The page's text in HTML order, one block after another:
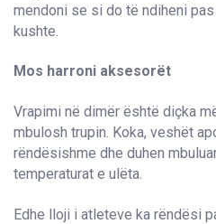
mendoni se si do të ndiheni
kushte.
Mos harroni aksesorët
Vrapimi në dimër është diçka
mbulosh trupin. Koka, veshët
rëndësishme dhe duhen
temperaturat e ulëta.
Edhe lloji i atleteve ka rëndësi